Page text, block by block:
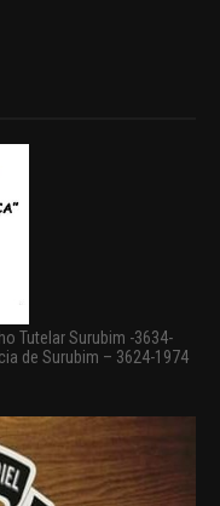
Tutelar Surubim -3634-
de Surubim – 3624-1974